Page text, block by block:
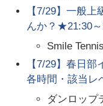
【7/29】一般
んか？★21:30
Smile
【7/29】春日
各時間・該当レ
ダンロップ